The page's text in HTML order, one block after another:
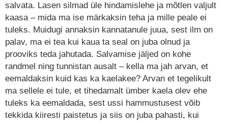
salvata. Lasen silmad üle hindamislehe ja mõtlen valjult
kaasa – mida ma ise märkaksin teha ja mille peale ei
tuleks. Muidugi annaksin kannatanule juua, sest ilm on
palav, ma ei tea kui kaua ta seal on juba olnud ja
prooviks teda jahutada. Salvamise jäljed on kohe
randmel ning tunnistan ausalt – kella ma jah arvan, et
eemaldaksin kuid kas ka kaelakee? Arvan et tegelikult
ma sellele ei tule, et tihedamalt ümber kaela olev ehe
tuleks ka eemaldada, sest ussi hammustusest võib
tekkida kiiresti paistetus ja siis on juba pahasti, kui